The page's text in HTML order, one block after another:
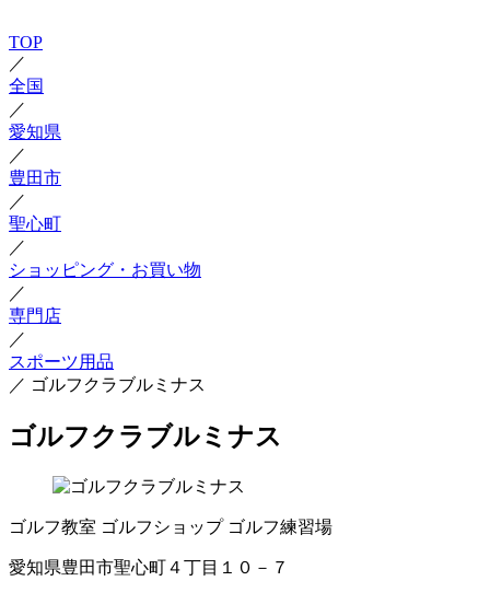
TOP
／
全国
／
愛知県
／
豊田市
／
聖心町
／
ショッピング・お買い物
／
専門店
／
スポーツ用品
／ ゴルフクラブルミナス
ゴルフクラブルミナス
ゴルフ教室 ゴルフショップ ゴルフ練習場
愛知県豊田市聖心町４丁目１０－７